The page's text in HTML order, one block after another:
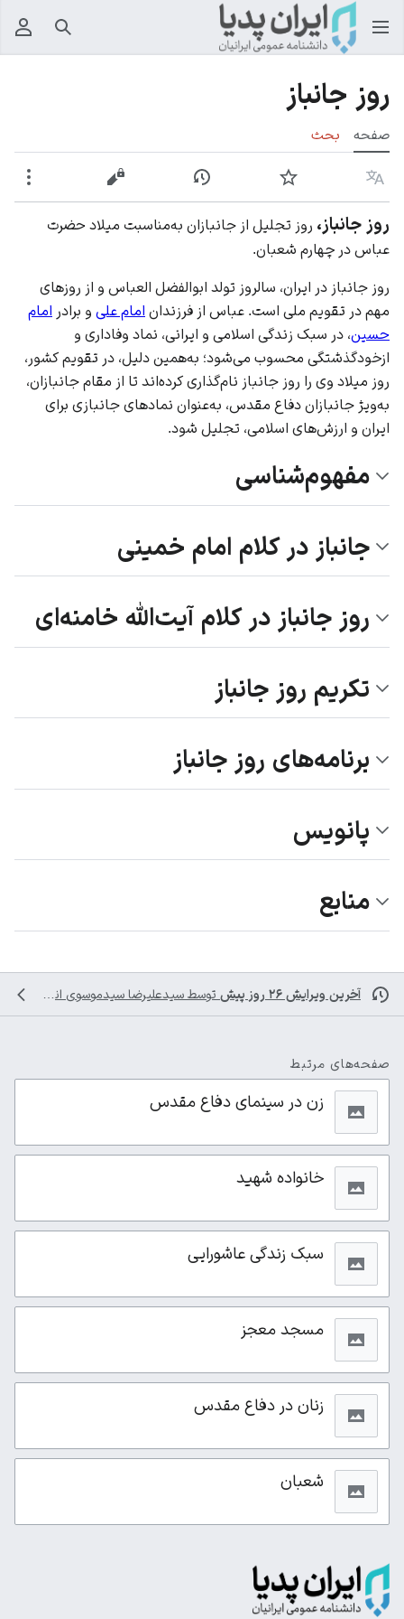
جستجو
روز جانباز
صفحه بحث
زبان پیگیری نمایش تاریخچهنمایش مبدأ
روز جانباز، روز تجلیل از جانبازان به‌مناسبت میلاد حضرت
عباس در چهارم شعبان.
روز جانباز در ایران، سالروز تولد ابوالفضل العباس و از روزهای
مهم در تقویم ملی است. عباس از فرزندان امام علی و برادر امام
حسین، در سبک زندگی اسلامی و ایرانی، نماد وفاداری و
ازخودگذشتگی محسوب می‌شود؛ به‌همین دلیل، در تقویم کشور،
روز میلاد وی را روز جانباز نام‌گذاری کرده‌اند تا از مقام جانبازان،
به‌ویژ جانبازان دفاع مقدس، به‌عنوان نماد‌های جانبازی برای
ایران و ارزش‌های اسلامی، تجلیل شود.
مفهوم‌شناسی
جانباز در کلام امام خمینی
روز جانباز در کلام آیت‌الله خامنه‌ای
تکریم روز جانباز
برنامه‌های روز جانباز
پانویس
منابع
آخرین ویرایش ۲۶ روز پیش توسط سیدعلیرضا سیدموسوی انجام شده است
صفحه‌های مرتبط
زن در سینمای دفاع مقدس
خانواده شهید
سبک زندگی عاشورایی
مسجد معجز
زنان در دفاع مقدس
شعبان